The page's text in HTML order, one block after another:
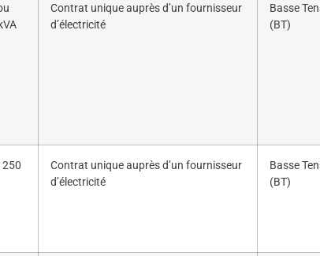
Contrat unique auprès d’un fournisseur
d’électricité
Basse
(BT)
250
Contrat unique auprès d’un fournisseur
d’électricité
Basse
(BT)